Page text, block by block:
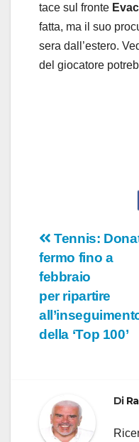
tace sul fronte
fatta, ma il suo
sera dall’estero.
del giocatore
articoli
Tennis:
fermo fino a
febbraio
per ripartire
della ‘Top 100’
Di